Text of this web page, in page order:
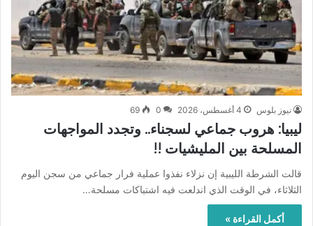
نيوز بلوس 4 أغسطس، 2026 0
69
ليبيا: هروب جماعي لسجناء.. وتجدد المواجهات
المسلحة بين المليشيات !!
قالت ⁠الشرطة الليبية إن ​نزلاء نفذوا عملية فرار جماعي من سجن ​اليوم
الثلاثاء، في الوقت ‌الذي اندلعت فيه اشتباكات مسلحة…
أكمل القراءة »